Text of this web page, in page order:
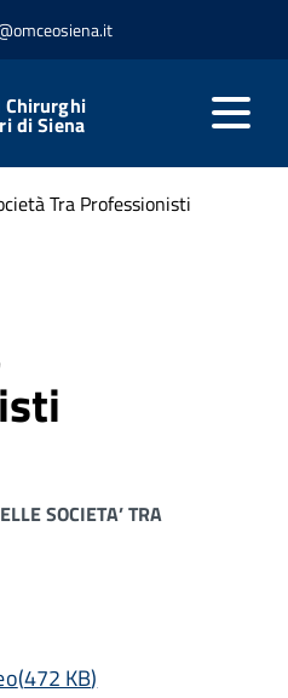
Chirurghi
di Siena
Tra Professionisti
SOCIETA’ TRA
(472 KB)